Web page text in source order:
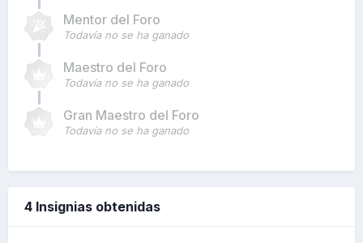
Mentor del Foro
Todavía no se ha ganado
Maestro del Foro
Todavía no se ha ganado
Gran Maestro del Foro
Todavía no se ha ganado
4 Insignias obtenidas